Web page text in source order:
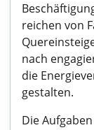
reichen von
nach
die
gestalten.
Die